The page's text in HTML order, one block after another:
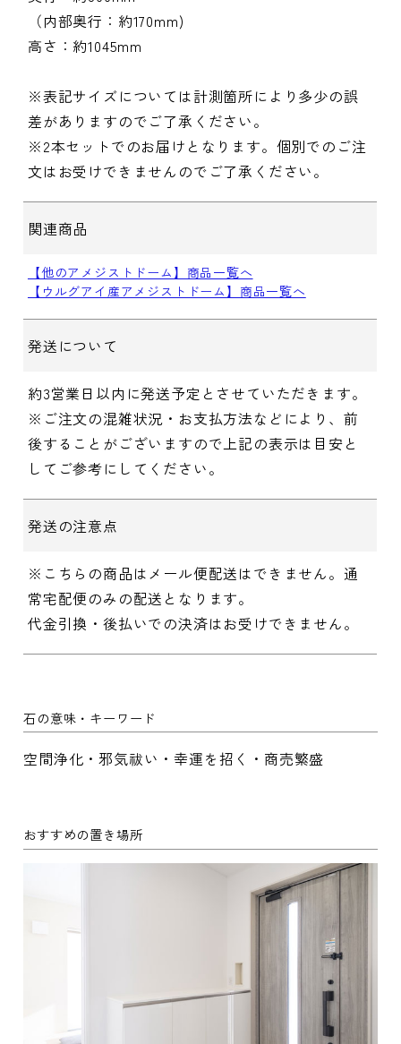
（内部奥行：約170mm)
高さ：約1045mm
※表記サイズについては計測箇所により多少の誤
差がありますのでご了承ください。
※2本セットでのお届けとなります。個別でのご注
文はお受けできませんのでご了承ください。
関連商品
【他のアメジストドーム】商品一覧へ
【ウルグアイ産アメジストドーム】商品一覧へ
発送について
約3営業日以内に発送予定とさせていただきます。
※ご注文の混雑状況・お支払方法などにより、前
後することがございますので上記の表示は目安と
してご参考にしてください。
発送の注意点
※こちらの商品はメール便配送はできません。通
常宅配便のみの配送となります。
代金引換・後払いでの決済はお受けできません。
石の意味・キーワード
空間浄化・邪気祓い・幸運を招く・商売繁盛
おすすめの置き場所